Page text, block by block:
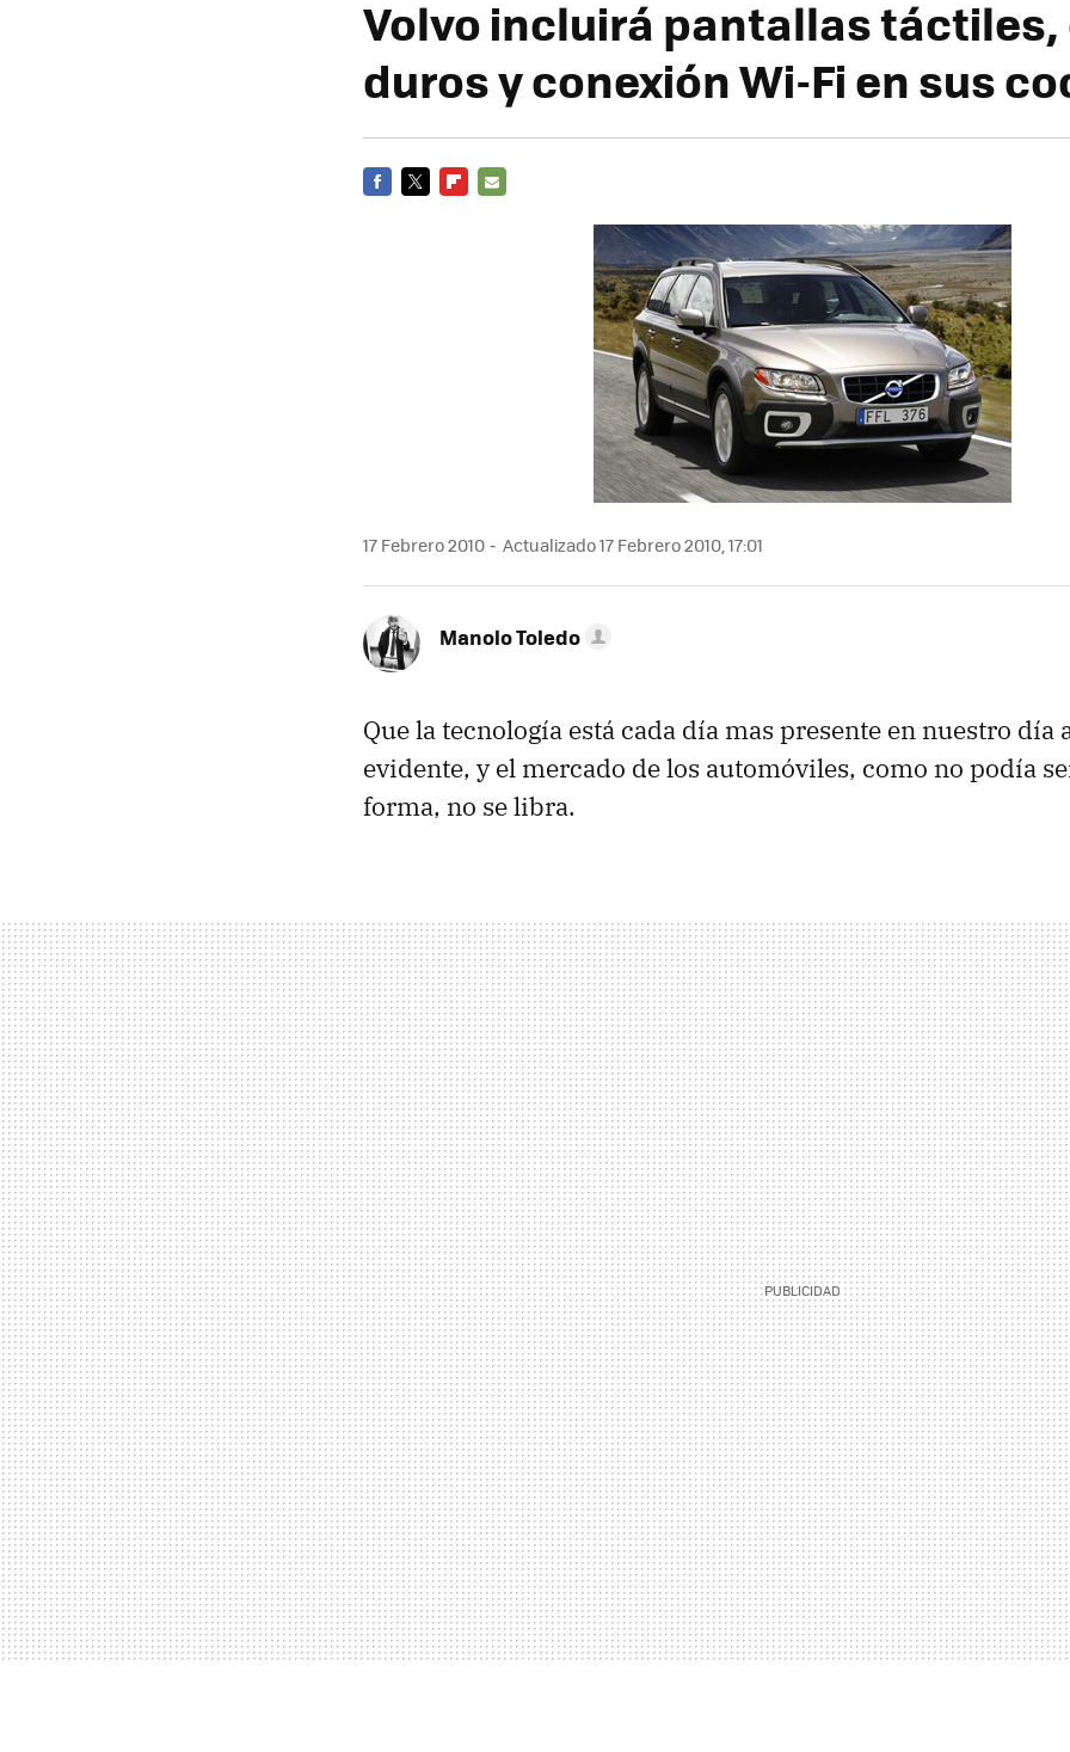
Volvo incluirá pantallas
duros y conexión Wi-Fi en sus
17 Febrero 2010 Actualizado 17 Febrero 2010, 17:01
Manolo Toledo
Que la tecnología está cada día mas presente en nuestro día
evidente, y el mercado de los automóviles, como no podía
forma, no se libra.